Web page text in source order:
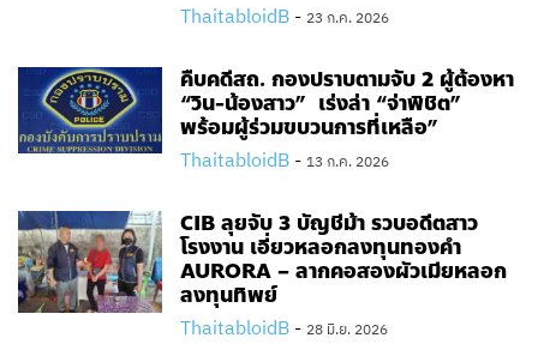
ThaitabloidB - 23 ก.ค. 2026
คืบคดีสถ. กองปราบตามจับ 2 ผู้ต้องหา
“วิน-น้องสาว” เร่งล่า “จ่าพิชิต”
พร้อมผู้ร่วมขบวนการที่เหลือ”
ThaitabloidB - 13 ก.ค. 2026
CIB ลุยจับ 3 บัญชีม้า รวบอดีตสาว
โรงงาน เอี่ยวหลอกลงทุนทองคำ
AURORA – ลากคอสองผัวเมียหลอก
ลงทุนทิพย์
ThaitabloidB - 28 มิ.ย. 2026